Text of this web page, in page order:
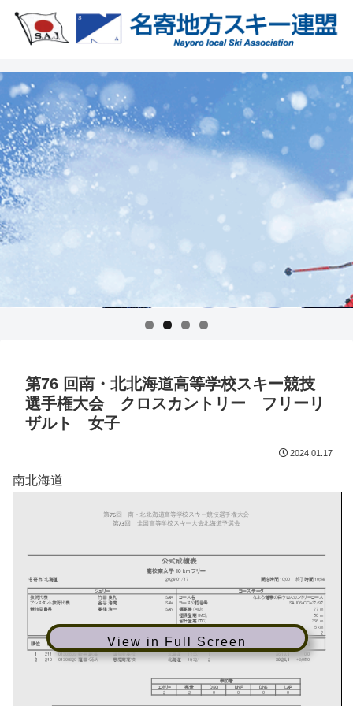
第76 回南・北北海道高等学校スキー競技
選手権大会 クロスカントリー フリーリ
ザルト 女子
2024.01.17
南北海道
View in Full Screen